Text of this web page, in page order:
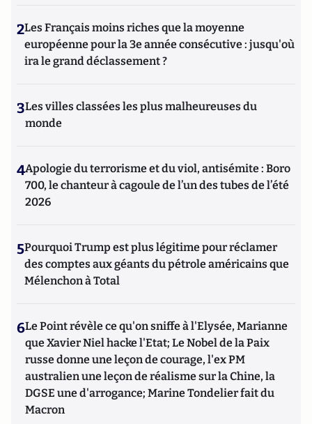
2Les Français moins riches que la moyenne
européenne pour la 3e année consécutive : jusqu'où
ira le grand déclassement ?
3Les villes classées les plus malheureuses du
monde
4Apologie du terrorisme et du viol, antisémite : Boro
700, le chanteur à cagoule de l’un des tubes de l’été
2026
5Pourquoi Trump est plus légitime pour réclamer
des comptes aux géants du pétrole américains que
Mélenchon à Total
6Le Point révèle ce qu'on sniffe à l'Elysée, Marianne
que Xavier Niel hacke l'Etat; Le Nobel de la Paix
russe donne une leçon de courage, l'ex PM
australien une leçon de réalisme sur la Chine, la
DGSE une d'arrogance; Marine Tondelier fait du
Macron